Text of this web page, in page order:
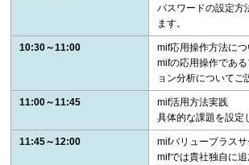
パスワードの設定方
ます。
10:30～11:00
mif応用操作方法に
mifの応用操作であ
ョン分析についてご
11:00～11:45
mif活用方法実践
具体的な課題を設定
11:45～12:00
mifバリュープラス
mifでは貴社独自に